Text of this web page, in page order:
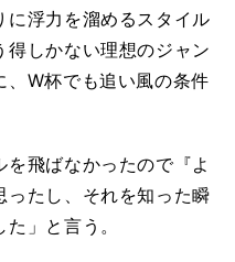
に浮力を溜めるスタイル
しかない理想のジャン
、W杯でも追い風の条件
飛ばなかったので『よ
ったし、それを知った瞬
」と言う。